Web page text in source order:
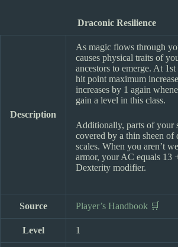
Draconic Resilience
Description
As magic flows through
causes physical traits of
ancestors to emerge. At
hit point maximum
increases by 1 again
gain a level in this class.
Additionally, parts of your
covered by a thin sheen of
scales. When you aren’t
armor, your AC equals 13
Dexterity modifier.
Source Player’s Handbook 🛒
Level 1